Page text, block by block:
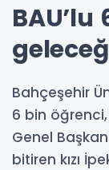
Bahçeşehir
6 bin
Genel
bitiren kızı